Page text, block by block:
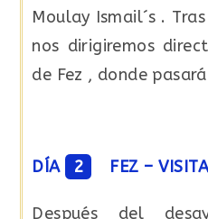
Moulay Ismail´s .
nos dirigiremos
de Fez , donde
DÍA 2 FEZ –
Después del